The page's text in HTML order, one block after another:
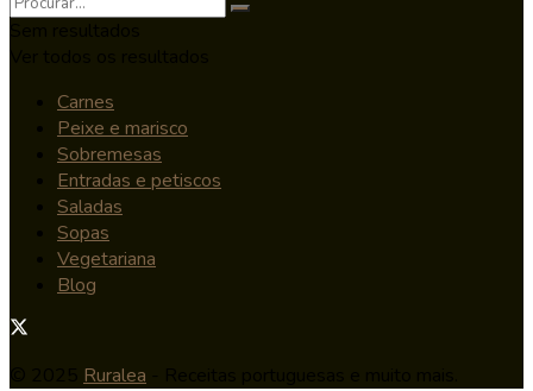
Carnes
Peixe e marisco
Sobremesas
Entradas e petiscos
Saladas
Sopas
Vegetariana
Blog
Ruralea